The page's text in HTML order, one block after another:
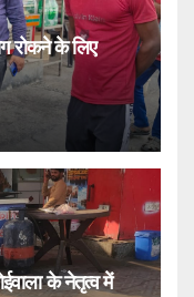
रोकने के लिए
के नेतृत्व में